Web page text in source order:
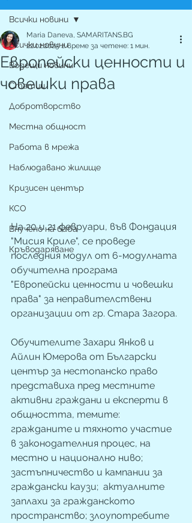
Всички новини
Водещи новини
Статии
Добротворство
Местна общност
Работа в мрежа
Наблюдавано жилище
Кризисен център
КСО
Внучено на баба
Кръводаряване
Всички новини
Европейски ценности и
човешки права
Maria Daneva, SAMARITANS.BG
22.02.2025 г.време за четене: 1 мин.
На 20 и 21 февруари, във Фондация
"Мисия Криле", се проведе
последния модул от 6-модулната
обучителна програма
"Европейски ценности и човешки
права" за неправителствени
организации от гр. Стара Загора.
Обучителите Захари Янков и
Айлин Юмерова от Български
център за нестопанско право
представиха пред местните
активни граждани и експерти в
общността, темите:
гражданите и тяхното участие
в законодателния процес, на
местно и национално ниво;
застъпничество и кампании за
граждански каузи;  актуалните
заплахи за гражданското
пространство; злоупотребите